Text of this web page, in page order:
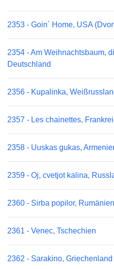
2353 - Goin´ Home, USA
2354 - Am Weihnachtsbaum,
Deutschland
2356 - Kupalinka,
2357 - Les chainettes,
2358 - Uuskas gukas,
2359 - Oj, cvetjot kalina,
2360 - Sirba popilor, Rumänien
2361 - Venec, Tschechien
2362 - Sarakino, Griechenland